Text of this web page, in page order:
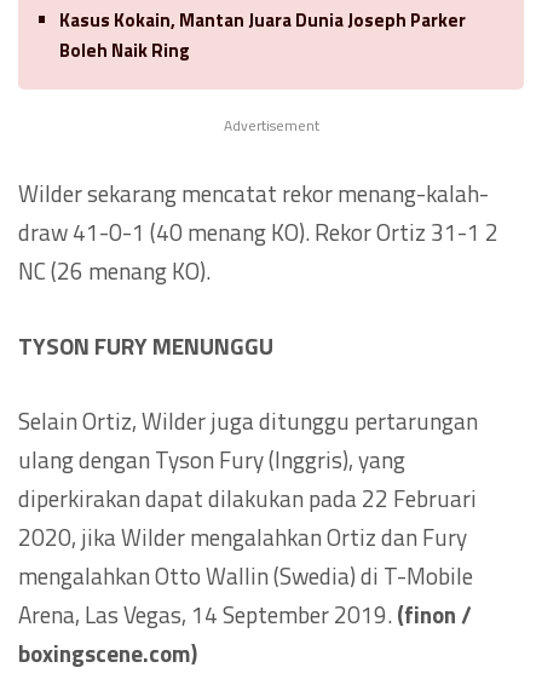
Kasus Kokain, Mantan Juara Dunia Joseph Parker
Boleh Naik Ring
Advertisement
Wilder sekarang mencatat rekor menang-kalah-
draw 41-0-1 (40 menang KO). Rekor Ortiz 31-1 2
NC (26 menang KO).
TYSON FURY MENUNGGU
Selain Ortiz, Wilder juga ditunggu pertarungan
ulang dengan Tyson Fury (Inggris), yang
diperkirakan dapat dilakukan pada 22 Februari
2020, jika Wilder mengalahkan Ortiz dan Fury
mengalahkan Otto Wallin (Swedia) di T-Mobile
Arena, Las Vegas, 14 September 2019.(finon /
boxingscene.com)